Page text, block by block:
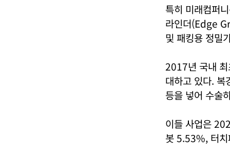
특히 미래컴퍼
라인더(Edge
및 패킹용 정밀
2017년 국내
대하고 있다. 복
등을 넣어 수술
이들 사업은
봇 5.53%, 터